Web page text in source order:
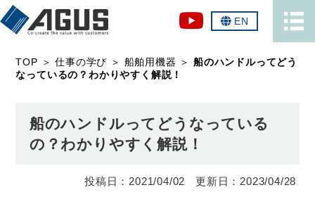
EN
TOP ＞仕事の学び ＞ 船舶用機器 ＞船のハンドルってどう
なっているの？わかりやすく解説！
船のハンドルってどうなっている
の？わかりやすく解説！
2021/04/02 2023/04/28